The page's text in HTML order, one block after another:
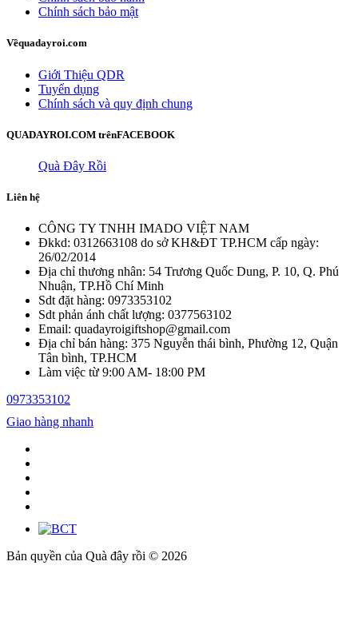
Chính sách bảo mật
Vềquadayroi.com
Giới Thiệu QDR
Tuyển dụng
Chính sách và quy định chung
QUADAYROI.COM trênFACEBOOK
Quà Đây Rồi
Liên hệ
CÔNG TY TNHH IMADO VIỆT NAM
Đkkd: 0312663108 do sở KH&ĐT TP.HCM cấp ngày:
26/02/2014
Địa chỉ thương nhân: 54 Trương Quốc Dung, P. 10, Q. Phú
Nhuận, TP.Hồ Chí Minh
Sdt đặt hàng: 0973353102
Sdt phản ánh chất lượng: 0377563102
Email: quadayroigiftshop@gmail.com
Địa chỉ bán hàng: 375 Nguyễn thái bình, Phường 12, Quận
Tân bình, TP.HCM
Làm việc từ 9:00 AM- 18:00 PM
0973353102
Giao hàng nhanh
Bản quyền của Quà đây rồi © 2026